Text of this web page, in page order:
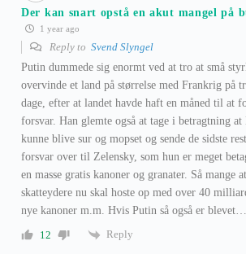
Der kan snart opstå en akut mangel på
1 year ago
Reply to Svend Slyngel
Putin dummede sig enormt ved at tro at små
overvinde et land på størrelse med Frankrig på
dage, efter at landet havde haft en måned til at
forsvar. Han glemte også at tage i betragtning at
kunne blive sur og mopset og sende de sidste
forsvar over til Zelensky, som hun er meget
en masse gratis kanoner og granater. Så mange
skatteydere nu skal hoste op med over 40
nye kanoner m.m. Hvis Putin så også er blevet…
12
Reply